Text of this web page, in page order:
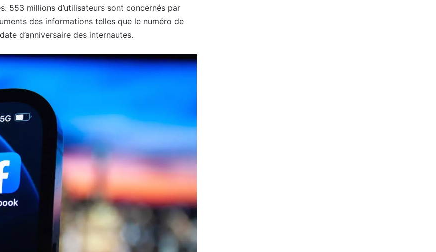
553 millions d’utilisateurs sont concernés par
des informations telles que le numéro de
d’anniversaire des internautes.